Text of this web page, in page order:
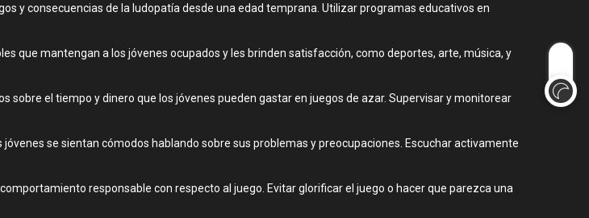
y consecuencias de la ludopatía desde una edad temprana. Utilizar programas educativos en
que mantengan a los jóvenes ocupados y les brinden satisfacción, como deportes, arte, música, y
sobre el tiempo y dinero que los jóvenes pueden gastar en juegos de azar. Supervisar y monitorear
se sientan cómodos hablando sobre sus problemas y preocupaciones. Escuchar activamente
responsable con respecto al juego. Evitar glorificar el juego o hacer que parezca una